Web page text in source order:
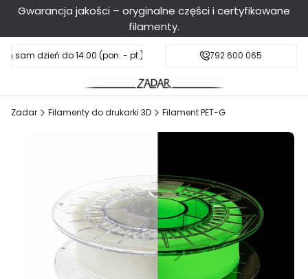
Gwarancja jakości – oryginalne części i certyfikowane
filamenty.
sam dzień do 14:00 (pon. - pt.), sobota do 11:00Darmowa dostawa od 199 zł
792 600 065
Zadar Filamenty do drukarki 3D Filament PET-G